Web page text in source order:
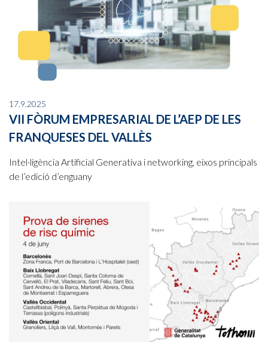
17.9.2025
VII FÒRUM EMPRESARIAL DE L’AEP DE LES
FRANQUESES DEL VALLÈS
Intel·ligència Artificial Generativa i networking, eixos principals
de l’edició d’enguany